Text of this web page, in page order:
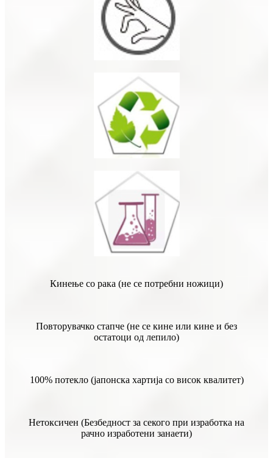
Кинење со рака (не се потребни ножици)
Повторувачко стапче (не се кине или кине и без
остатоци од лепило)
100% потекло (јапонска хартија со висок квалитет)
Нетоксичен (Безбедност за секого при изработка на
рачно изработени занаети)